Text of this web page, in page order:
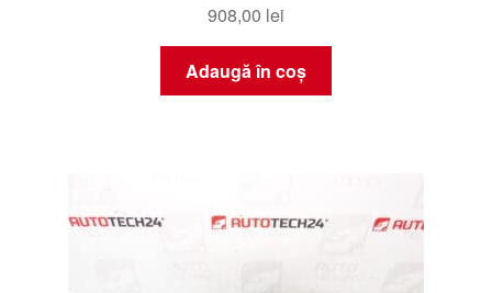
908,00 lei
Adaugă în coș